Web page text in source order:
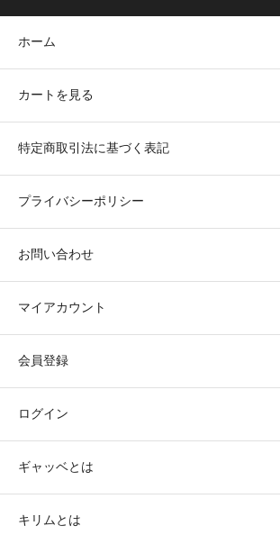
ホーム
カートを見る
特定商取引法に基づく表記
プライバシーポリシー
お問い合わせ
マイアカウント
会員登録
ログイン
ギャッベとは
キリムとは